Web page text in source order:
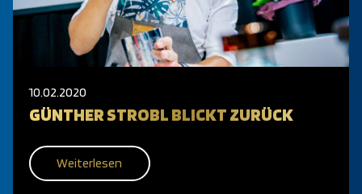
10.02.2020
GÜNTHER STROBL BLICKT ZURÜCK
Weiterlesen